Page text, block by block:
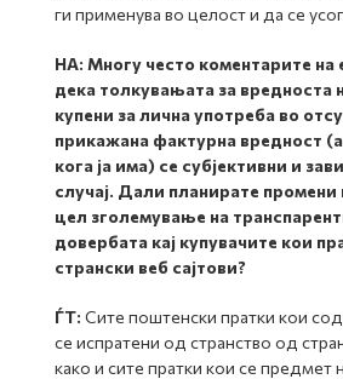
ги применува во целост и да се
НА: Многу често коментарите на
дека толкувањата за вредноста
купени за лична употреба во
прикажана фактурна вредност
кога ја има) се субјективни и
случај. Дали планирате промени
цел зголемување на
довербата кај купувачите кои
странски веб сајтови?
ЃТ: Сите поштенски пратки кои
се испратени од странство од
како и сите пратки кои се предмет